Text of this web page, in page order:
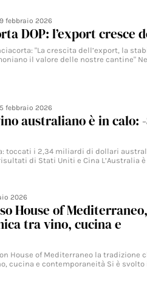
9 febbraio 2026
DOP: l’export cresce
"La crescita dell’export, la
il valore delle nostre cantine"
5 febbraio 2026
australiano è in calo:
toccati i 2,34 miliardi di dollari
di Stati Uniti e Cina L’Australia
2026
House of Mediterraneo,
tra vino, cucina e
House of Mediterraneo la tradizione
cucina e contemporaneità Si è svolto